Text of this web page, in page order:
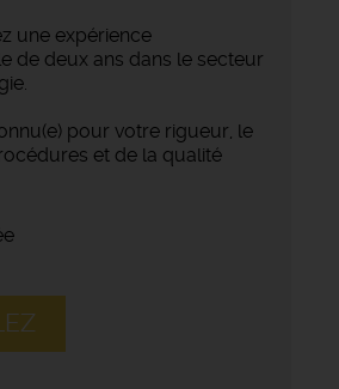
une expérience
de deux ans dans le secteur
pour votre rigueur, le
et de la qualité